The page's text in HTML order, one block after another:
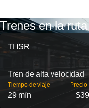
Trenes en la
THSR
Tren de alta velocidad
Tiempo de viaje
29 mín
Precio
$39